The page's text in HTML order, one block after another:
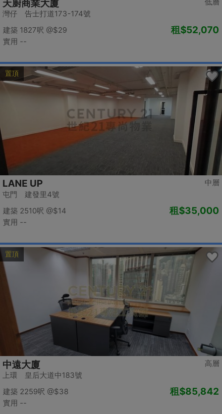
天廚商業大廈
灣仔 告士打道173-174號
建築 1827呎 @$29
實用 --
租$52,070
置頂
中層
LANE UP
屯門 建發里4號
建築 2510呎 @$14
實用 --
租$35,000
置頂
高層
中遠大廈
上環 皇后大道中183號
建築 2259呎 @$38
實用 --
租$85,842